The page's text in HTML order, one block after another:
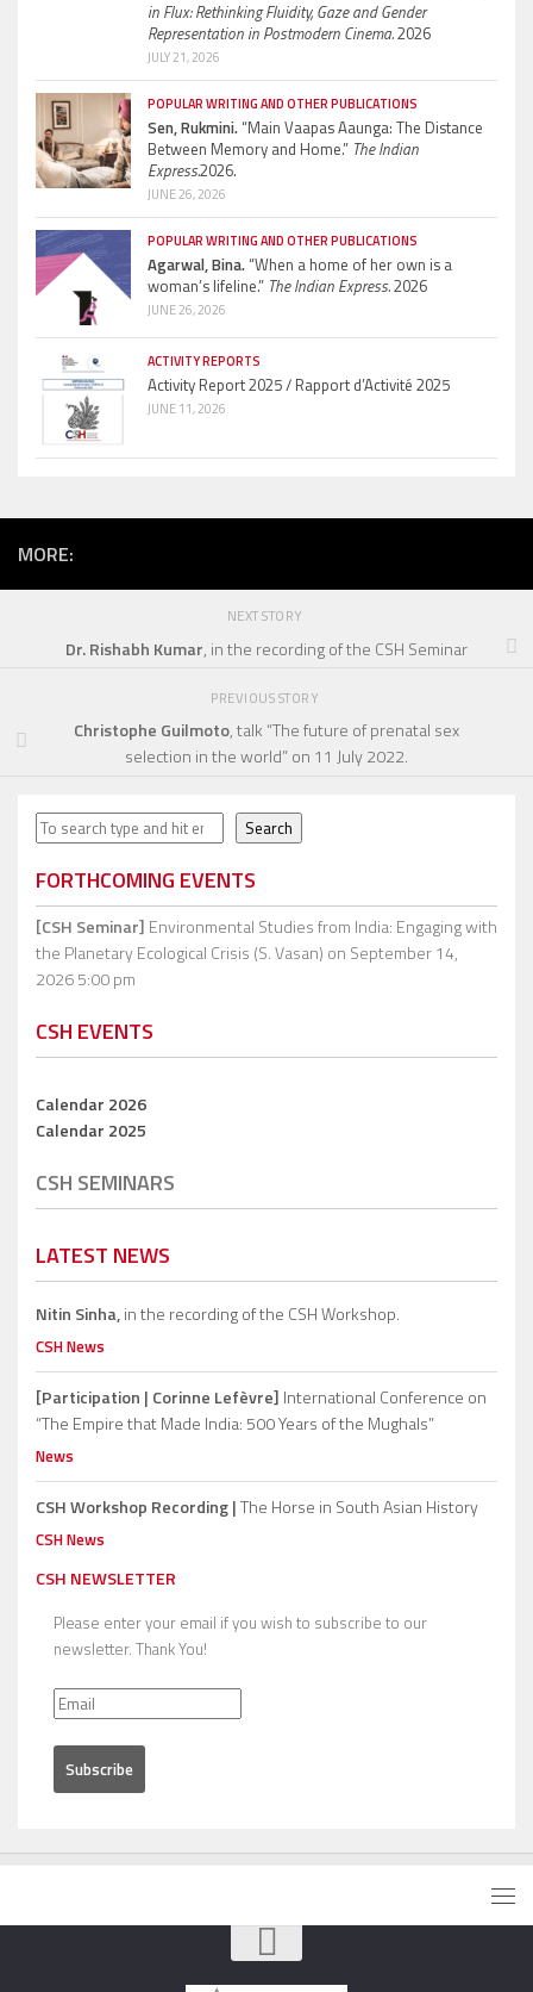
in Flux: Rethinking Fluidity, Gaze and Gender
Representation in Postmodern Cinema.2026
JULY 21, 2026
POPULAR WRITING AND OTHER PUBLICATIONS
Sen, Rukmini.“Main Vaapas Aaunga: The Distance
Between Memory and Home.” The Indian
Express.2026.
JUNE 26, 2026
POPULAR WRITING AND OTHER PUBLICATIONS
Agarwal, Bina.“When a home of her own is a
woman’s lifeline.” The Indian Express.2026
JUNE 26, 2026
ACTIVITY REPORTS
Activity Report 2025 / Rapport d’Activité 2025
JUNE 11, 2026
MORE:
NEXT STORY
Dr. Rishabh Kumar, in the recording of the CSH Seminar
PREVIOUS STORY
Christophe Guilmoto, talk “The future of prenatal sex
selection in the world” on 11 July 2022.
Search Search
FORTHCOMING EVENTS
[CSH Seminar] Environmental Studies from India: Engaging with
the Planetary Ecological Crisis (S. Vasan) on September 14,
2026 5:00 pm
CSH EVENTS
Calendar 2026
Calendar 2025
CSH SEMINARS
LATEST NEWS
Nitin Sinha,in the recording of the CSH Workshop.
CSH News
[Participation | Corinne Lefèvre] International Conference on
“The Empire that Made India: 500 Years of the Mughals”
News
CSH Workshop Recording |The Horse in South Asian History
CSH News
CSH NEWSLETTER
Please enter your email if you wish to subscribe to our
newsletter. Thank You!